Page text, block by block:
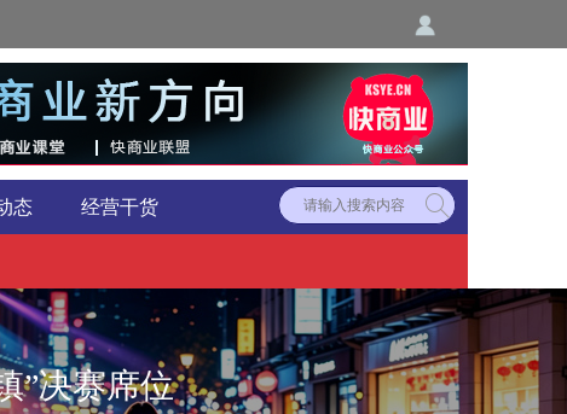
态 经营干货
”决赛席位